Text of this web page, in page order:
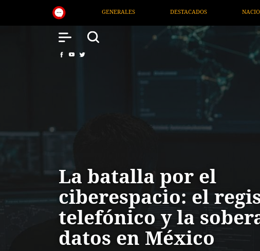
DESTACADOS NACIONAL SALUD
La batalla por el
ciberespacio: el
telefónico y la
datos en México